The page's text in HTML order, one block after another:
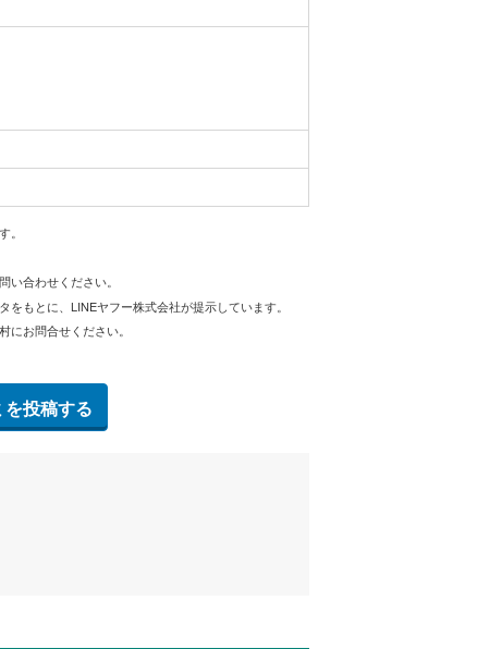
合わせください。
をもとに、LINEヤフー株式会社が提示しています。
お問合せください。
投稿する